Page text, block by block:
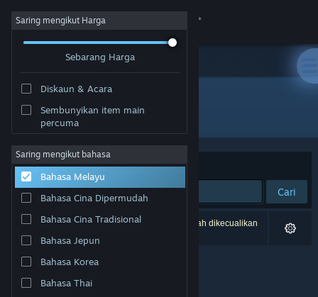
Sign in
Tentang
Sokongan
Ubah bahasa
Dapatkan Steam Mobile App
Lihat laman web desktop
Saring mengikut Harga
Sebarang Harga
Diskaun & Acara
Sembunyikan item main
percuma
Saring mengikut bahasa
Bahasa Melayu
Bahasa Cina Dipermudah
Bahasa Cina Tradisional
Bahasa Jepun
Bahasa Korea
Bahasa Thai
Pembangun: NatsumeAtari
Susun mengikut Perkaitan
Cari
0 hasil sepadan dengan carian anda. 4 tajuk telah dikecualikan
berdasarkan pilihan anda.